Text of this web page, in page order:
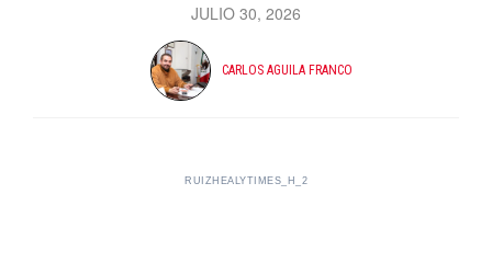
JULIO 30, 2026
CARLOS AGUILA FRANCO
RUIZHEALYTIMES_H_2